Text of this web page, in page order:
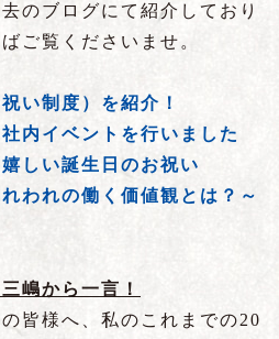
のブログにて紹介しており
ご覧くださいませ。
い制度）を紹介！
内イベントを行いました
しい誕生日のお祝い
われの働く価値観とは？～
嶋から一言！
皆様へ、私のこれまでの20